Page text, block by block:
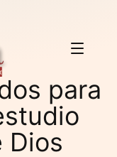
para
Dios